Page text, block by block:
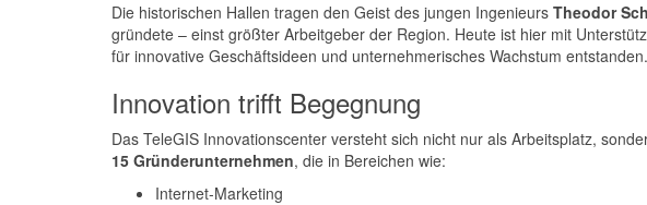
Die historischen Hallen tragen den Geist des jungen Ingenieurs Theodor
gründete – einst größter Arbeitgeber der Region. Heute ist hier mit
für innovative Geschäftsideen und unternehmerisches Wachstum entstanden.
Innovation trifft Begegnung
Das TeleGIS Innovationscenter versteht sich nicht nur als Arbeitsplatz,
15 Gründerunternehmen, die in Bereichen wie:
Internet-Marketing